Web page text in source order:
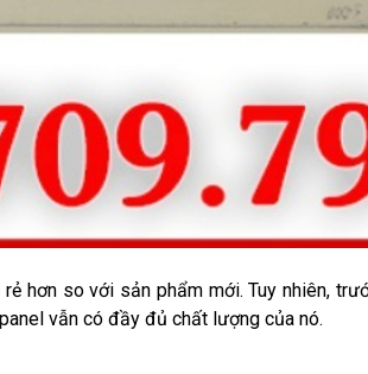
hơn so với sản phẩm mới. Tuy nhiên,
vẫn có đầy đủ chất lượng của nó.